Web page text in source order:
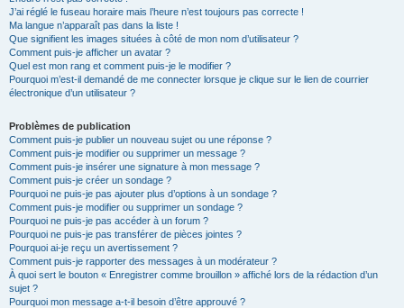
J’ai réglé le fuseau horaire mais l’heure n’est toujours pas correcte !
Ma langue n’apparaît pas dans la liste !
Que signifient les images situées à côté de mon nom d’utilisateur ?
Comment puis-je afficher un avatar ?
Quel est mon rang et comment puis-je le modifier ?
Pourquoi m’est-il demandé de me connecter lorsque je clique sur le lien de courrier
électronique d’un utilisateur ?
Problèmes de publication
Comment puis-je publier un nouveau sujet ou une réponse ?
Comment puis-je modifier ou supprimer un message ?
Comment puis-je insérer une signature à mon message ?
Comment puis-je créer un sondage ?
Pourquoi ne puis-je pas ajouter plus d’options à un sondage ?
Comment puis-je modifier ou supprimer un sondage ?
Pourquoi ne puis-je pas accéder à un forum ?
Pourquoi ne puis-je pas transférer de pièces jointes ?
Pourquoi ai-je reçu un avertissement ?
Comment puis-je rapporter des messages à un modérateur ?
À quoi sert le bouton « Enregistrer comme brouillon » affiché lors de la rédaction d’un
sujet ?
Pourquoi mon message a-t-il besoin d’être approuvé ?